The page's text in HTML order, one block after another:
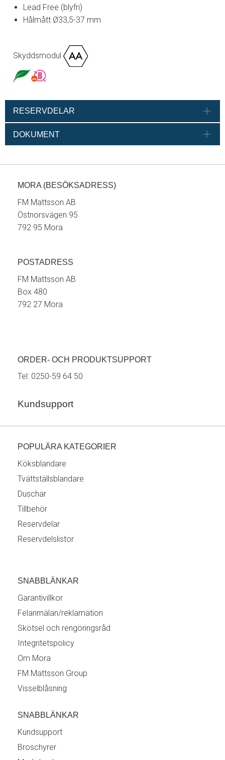
Lead Free (blyfri)
Hålmått Ø33,5-37 mm
Skyddsmodul
RESERVDELAR
DOKUMENT
MORA (BESÖKSADRESS)
FM Mattsson AB
Östnorsvägen 95
792 95 Mora
POSTADRESS
FM Mattsson AB
Box 480
792 27 Mora
ORDER- OCH PRODUKTSUPPORT
Tel: 0250-59 64 50
Kundsupport
POPULÄRA KATEGORIER
Köksblandare
Tvättställsblandare
Duschar
Tillbehör
Reservdelar
Reservdelslistor
SNABBLÄNKAR
Garantivillkor
Felanmälan/reklamation
Skötsel och rengöringsråd
Integritetspolicy
Om Mora
FM Mattsson Group
Visselblåsning
SNABBLÄNKAR
Kundsupport
Broschyrer